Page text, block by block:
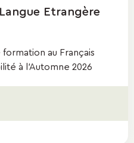
Etrangère
au Français
à l'Automne 2026